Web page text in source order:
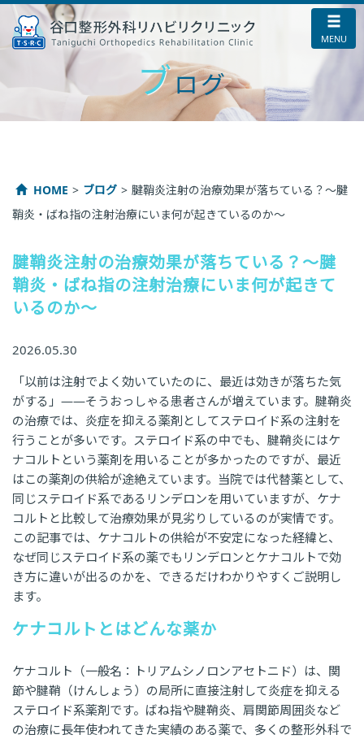
ブログ
HOME ブログ
腱鞘炎注射の治療効果が落ちている？～腱
鞘炎・ばね指の注射治療にいま何が起きているのか～
腱鞘炎注射の治療効果が落ちている？～腱
鞘炎・ばね指の注射治療にいま何が起きて
いるのか～
2026.05.30
「以前は注射でよく効いていたのに、最近は効きが落ちた気
がする」――そうおっしゃる患者さんが増えています。腱鞘炎
の治療では、炎症を抑える薬剤としてステロイド系の注射を
行うことが多いです。ステロイド系の中でも、腱鞘炎にはケ
ナコルトという薬剤を用いることが多かったのですが、最近
はこの薬剤の供給が途絶えています。当院では代替薬として、
同じステロイド系であるリンデロンを用いていますが、ケナ
コルトと比較して治療効果が見劣りしているのが実情です。
この記事では、ケナコルトの供給が不安定になった経緯と、
なぜ同じステロイド系の薬でもリンデロンとケナコルトで効
き方に違いが出るのかを、できるだけわかりやすくご説明し
ます。
ケナコルトとはどんな薬か
ケナコルト（一般名：トリアムシノロンアセトニド）は、関
節や腱鞘（けんしょう）の局所に直接注射して炎症を抑える
ステロイド系薬剤です。ばね指や腱鞘炎、肩関節周囲炎など
の治療に長年使われてきた実績のある薬で、多くの整形外科で